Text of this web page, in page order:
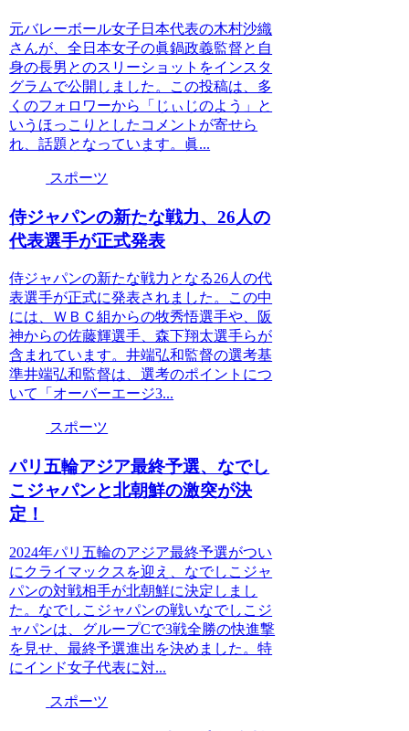
元バレーボール女子日本代表の木村沙織
さんが、全日本女子の眞鍋政義監督と自
身の長男とのスリーショットをインスタ
グラムで公開しました。この投稿は、多
くのフォロワーから「じぃじのよう」と
いうほっこりとしたコメントが寄せら
れ、話題となっています。眞...
スポーツ
侍ジャパンの新たな戦力、26人の
代表選手が正式発表
侍ジャパンの新たな戦力となる26人の代
表選手が正式に発表されました。この中
には、ＷＢＣ組からの牧秀悟選手や、阪
神からの佐藤輝選手、森下翔太選手らが
含まれています。井端弘和監督の選考基
準井端弘和監督は、選考のポイントにつ
いて「オーバーエージ3...
スポーツ
パリ五輪アジア最終予選、なでし
こジャパンと北朝鮮の激突が決
定！
2024年パリ五輪のアジア最終予選がつい
にクライマックスを迎え、なでしこジャ
パンの対戦相手が北朝鮮に決定しまし
た。なでしこジャパンの戦いなでしこジ
ャパンは、グループCで3戦全勝の快進撃
を見せ、最終予選進出を決めました。特
にインド女子代表に対...
スポーツ